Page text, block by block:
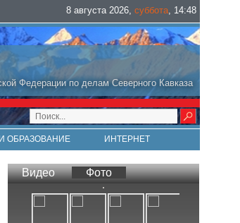
8 августа 2026, суббота, 14:48
Федерации по делам Северного Кавказа
ОБРАЗОВАНИЕ
ИНТЕРНЕТ
Видео Фото